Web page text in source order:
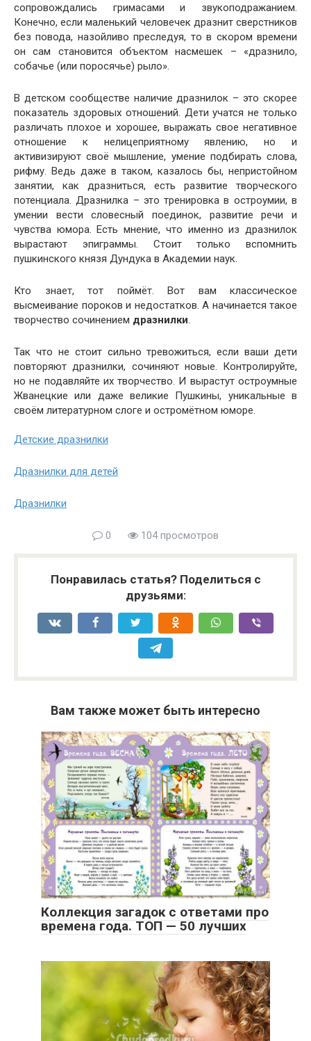
сопровождались гримасами и звукоподражанием.
Конечно, если маленький человечек дразнит сверстников
без повода, назойливо преследуя, то в скором времени
он сам становится объектом насмешек – «дразнило,
собачье (или поросячье) рыло».
В детском сообществе наличие дразнилок – это скорее
показатель здоровых отношений. Дети учатся не только
различать плохое и хорошее, выражать свое негативное
отношение к нелицеприятному явлению, но и
активизируют своё мышление, умение подбирать слова,
рифму. Ведь даже в таком, казалось бы, непристойном
занятии, как дразниться, есть развитие творческого
потенциала. Дразнилка – это тренировка в остроумии, в
умении вести словесный поединок, развитие речи и
чувства юмора. Есть мнение, что именно из дразнилок
вырастают эпиграммы. Стоит только вспомнить
пушкинского князя Дундука в Академии наук.
Кто знает, тот поймёт. Вот вам классическое
высмеивание пороков и недостатков. А начинается такое
творчество сочинением дразнилки.
Так что не стоит сильно тревожиться, если ваши дети
повторяют дразнилки, сочиняют новые. Контролируйте,
но не подавляйте их творчество. И вырастут остроумные
Жванецкие или даже великие Пушкины, уникальные в
своём литературном слоге и остромётном юморе.
Детские дразнилки
Дразнилки для детей
Дразнилки
0 104 просмотров
Понравилась статья? Поделиться с
друзьями:
Вам также может быть интересно
Коллекция загадок с ответами про
времена года. ТОП — 50 лучших